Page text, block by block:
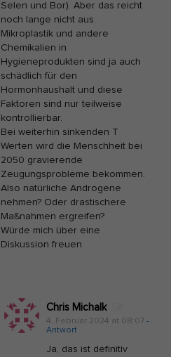
Selen und Bor). Aber das reicht
noch lange nicht aus.
Mikroplastik und andere
Chemikalien in
Hygieneprodukten sind ja auch
schädlich für den
Hormonhaushalt und diese
Faktoren sind nur teilweise
kontrollierbar.
Bei weiterhin sinkenden T
Werten wird die Menschheit bei
2050 gravierende
Zeugungsprobleme bekommen.
Also natürliche Androgene
nehmen? Oder drastischere
Maßnahmen ergreifen?
Würde mich über eine
Diskussion freuen
Chris Michalk
4. Februar 2024 at 08:07 -
Antwort
Ja, das ist definitiv